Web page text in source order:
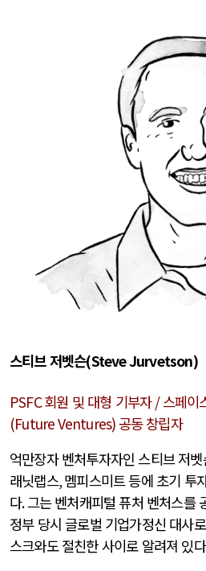
스티브 저벳슨(Steve Jurvetson)
PSFC회원 및 대형 기부자/스페이
(Future Ventures) 공동 창립자
억만장자 벤처투자자인 스티브 저
래닛랩스,멤피스미트 등에 초기 투
다.그는 벤처캐피털 퓨처 벤처스를
정부 당시 글로벌 기업가정신 대사
스크와도 절친한 사이로 알려져 있다